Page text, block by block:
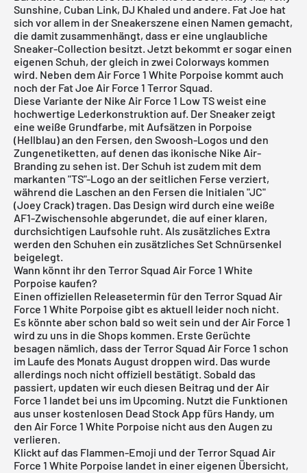
Sunshine, Cuban Link, DJ Khaled und andere. Fat Joe hat
sich vor allem in der Sneakerszene einen Namen gemacht,
die damit zusammenhängt, dass er eine unglaubliche
Sneaker-Collection besitzt. Jetzt bekommt er sogar einen
eigenen Schuh, der gleich in zwei Colorways kommen
wird. Neben dem Air Force 1 White Porpoise kommt auch
noch der Fat Joe Air Force 1 Terror Squad.
Diese Variante der Nike Air Force 1 Low TS weist eine
hochwertige Lederkonstruktion auf. Der Sneaker zeigt
eine weiße Grundfarbe, mit Aufsätzen in Porpoise
(Hellblau) an den Fersen, den Swoosh-Logos und den
Zungenetiketten, auf denen das ikonische Nike Air-
Branding zu sehen ist. Der Schuh ist zudem mit dem
markanten "TS"-Logo an der seitlichen Ferse verziert,
während die Laschen an den Fersen die Initialen "JC"
(Joey Crack) tragen. Das Design wird durch eine weiße
AF1-Zwischensohle abgerundet, die auf einer klaren,
durchsichtigen Laufsohle ruht. Als zusätzliches Extra
werden den Schuhen ein zusätzliches Set Schnürsenkel
beigelegt.
Wann könnt ihr den Terror Squad Air Force 1 White
Porpoise kaufen?
Einen offiziellen Releasetermin für den Terror Squad Air
Force 1 White Porpoise gibt es aktuell leider noch nicht.
Es könnte aber schon bald so weit sein und der Air Force 1
wird zu uns in die Shops kommen. Erste Gerüchte
besagen nämlich, dass der Terror Squad Air Force 1 schon
im Laufe des Monats August droppen wird. Das wurde
allerdings noch nicht offiziell bestätigt. Sobald das
passiert, updaten wir euch diesen Beitrag und der Air
Force 1 landet bei uns im Upcoming. Nutzt die Funktionen
aus unser kostenlosen Dead Stock App fürs Handy, um
den Air Force 1 White Porpoise nicht aus den Augen zu
verlieren.
Klickt auf das Flammen-Emoji und der Terror Squad Air
Force 1 White Porpoise landet in einer eigenen Übersicht,